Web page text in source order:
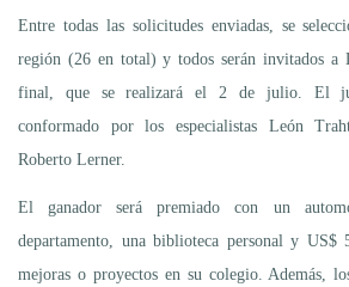
Entre todas las solicitudes enviadas, se
región (26 en total) y todos serán invitados a
final, que se realizará el 2 de julio. El
conformado por los especialistas León
Roberto Lerner.
El ganador será premiado con un
departamento, una biblioteca personal y US$
mejoras o proyectos en su colegio. Además,